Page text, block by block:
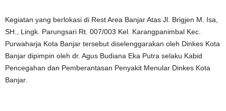
Kegiatan yang berlokasi di Rest Area Banjar Atas Jl. Brigjen M. Isa,
SH., Lingk. Parungsari Rt. 007/003 Kel. Karangpanimbal Kec.
Purwaharja Kota Banjar tersebut diselenggarakan oleh Dinkes Kota
Banjar dipimpin oleh dr. Agus Budiana Eka Putra selaku Kabid
Pencegahan dan Pemberantasan Penyakit Menular Dinkes Kota
Banjar.